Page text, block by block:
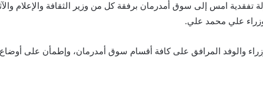
تفقدية امس إلى سوق أمدرمان برفقة كل من وزير الثقافة والإعلام
علي محمد علي.
والوفد المرافق على كافة أقسام سوق أمدرمان، وإطمأن على أوضاع